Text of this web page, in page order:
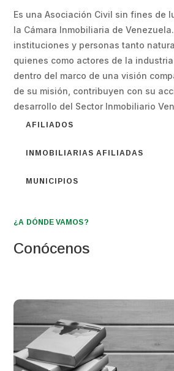
Es una Asociación Civil sin fines de
la Cámara Inmobiliaria de
instituciones y personas tanto
quienes como actores de la
dentro del marco de una visión
de su misión, contribuyen con su
desarrollo del Sector Inmobiliario
AFILIADOS
INMOBILIARIAS AFILIADAS
MUNICIPIOS
¿A DÓNDE VAMOS?
Conócenos